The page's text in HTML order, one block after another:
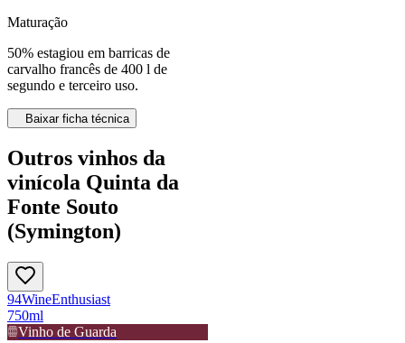
Maturação
50% estagiou em barricas de
carvalho francês de 400 l de
segundo e terceiro uso.
Baixar ficha técnica
Outros vinhos da
vinícola Quinta da
Fonte Souto
(Symington)
94WineEnthusiast
750ml
Vinho de Guarda